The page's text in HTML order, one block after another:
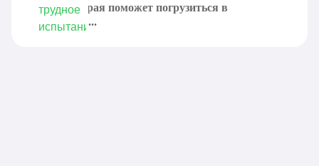
карту, которая поможет погрузиться в
невероятно...